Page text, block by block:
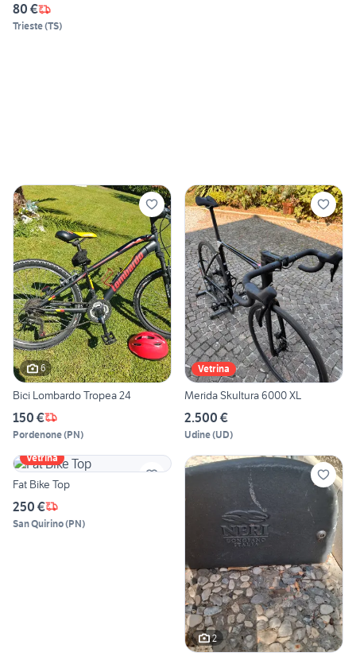
80 €
Trieste(TS)
6
Bici Lombardo Tropea 24
150 €
Pordenone(PN)
Vetrina
Merida Skultura 6000 XL
2.500 €
Udine(UD)
Vetrina
Fat Bike Top
250 €
San Quirino(PN)
2